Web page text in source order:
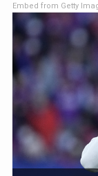
Embed from Getty